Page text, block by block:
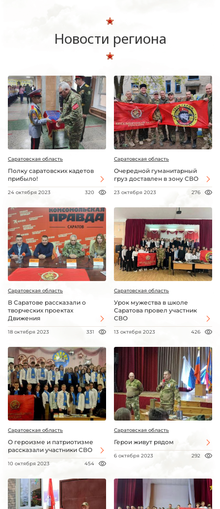
Новости региона
Саратовская область
Полку саратовских кадетов
прибыло!
24 октября 2023 320
Саратовская область
Очередной гуманитарный
груз доставлен в зону СВО
23 октября 2023 276
Саратовская область
В Саратове рассказали о
творческих проектах
Движения
18 октября 2023 331
Саратовская область
Урок мужества в школе
Саратова провел участник
СВО
13 октября 2023 426
Саратовская область
О героизме и патриотизме
рассказали участники СВО
10 октября 2023 454
Саратовская область
Герои живут рядом
6 октября 2023 292